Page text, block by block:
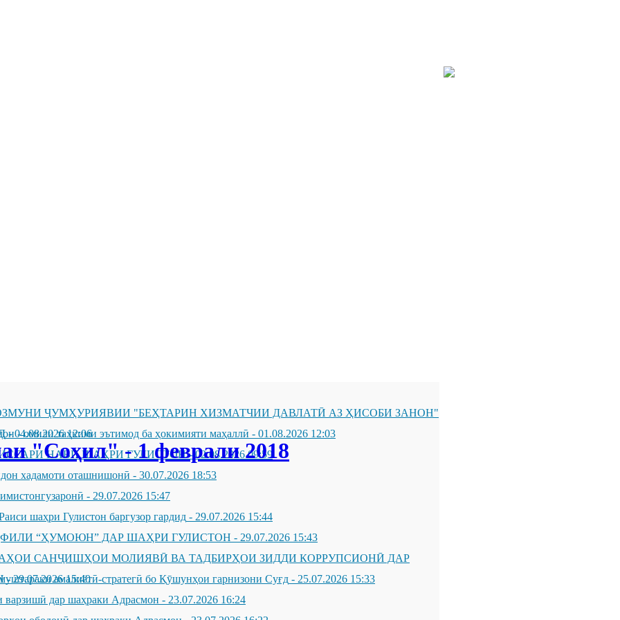
ҶУМҲУРИЯВИИ "БЕҲТАРИН ХИЗМАТЧИИ ДАВЛАТӢ АЗ ҲИСОБИ ЗАНОН"
-04.08.2026 12:06
- омили таҳкими эътимод ба ҳокимияти маҳаллӣ - 01.08.2026 12:03
НАВИ ШАҲРИ ГУЛИСТОН- 02.08.2026 09:59
хадамоти оташнишонӣ - 30.07.2026 18:53
- 29.07.2026 15:47
шаҳри Гулистон баргузор гардид - 29.07.2026 15:44
“ҲУМОЮН” ДАР ШАҲРИ ГУЛИСТОН - 29.07.2026 15:43
САНҶИШҲОИ МОЛИЯВӢ ВА ТАДБИРҲОИ ЗИДДИ КОРРУПСИОНӢ ДАР
-29.07.2026 15:40амалиётӣ-стратегӣ бо Қӯшунҳои гарнизони Суғд - 25.07.2026 15:33
варзишӣ дар шаҳраки Адрасмон - 23.07.2026 16:24
"Соҳил" - 1 феврали 2018